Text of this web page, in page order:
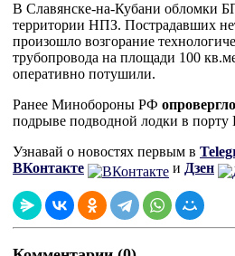
В Славянске-на-Кубани обломки
территории НПЗ. Пострадавших
произошло возгорание
трубопровода на площади 100
оперативно потушили.
Ранее Минобороны РФ опровергло
подрыве подводной лодки в порту
Узнавай о новостях первым в
ВКонтакте
и Дзен